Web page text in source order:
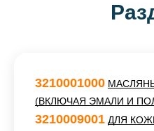
3210001000
(ВКЛЮЧАЯ ЭМАЛИ И
3210009001 ДЛЯ